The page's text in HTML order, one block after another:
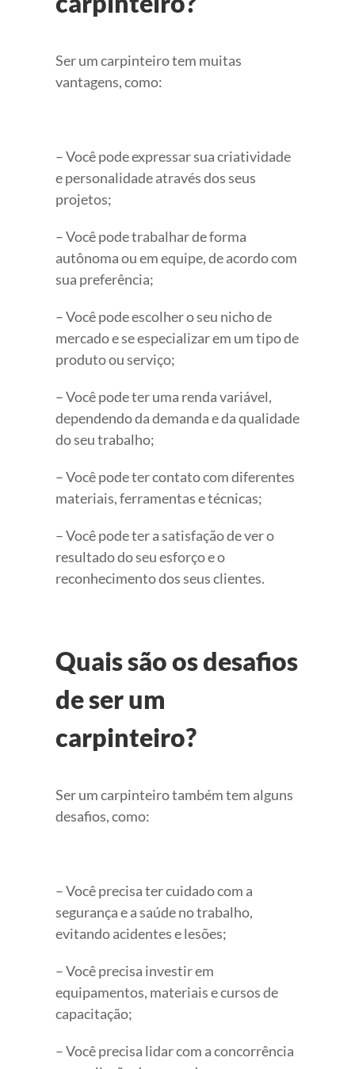
Ser um carpinteiro tem muitas
vantagens, como:
– Você pode expressar sua criatividade
e personalidade através dos seus
projetos;
– Você pode trabalhar de forma
autônoma ou em equipe, de acordo com
sua preferência;
– Você pode escolher o seu nicho de
mercado e se especializar em um tipo de
produto ou serviço;
– Você pode ter uma renda variável,
dependendo da demanda e da qualidade
do seu trabalho;
– Você pode ter contato com diferentes
materiais, ferramentas e técnicas;
– Você pode ter a satisfação de ver o
resultado do seu esforço e o
reconhecimento dos seus clientes.
Quais são os desafios
de ser um
carpinteiro?
Ser um carpinteiro também tem alguns
desafios, como:
– Você precisa ter cuidado com a
segurança e a saúde no trabalho,
evitando acidentes e lesões;
– Você precisa investir em
equipamentos, materiais e cursos de
capacitação;
– Você precisa lidar com a concorrência